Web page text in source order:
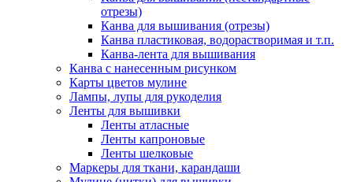
отрезы)
Канва для вышивания (отрезы)
Канва пластиковая, водорастворимая и т.п.
Канва-лента для вышивания
Канва с нанесенным рисунком
Карты цветов мулине
Лампы, лупы для рукоделия
Ленты для вышивки
Ленты атласные
Ленты капроновые
Ленты шелковые
Маркеры для ткани, карандаши